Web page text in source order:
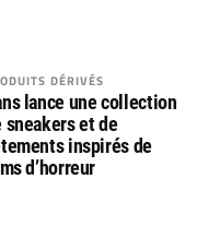
DÉRIVÉS
lance une collection
sneakers et de
inspirés de
d’horreur